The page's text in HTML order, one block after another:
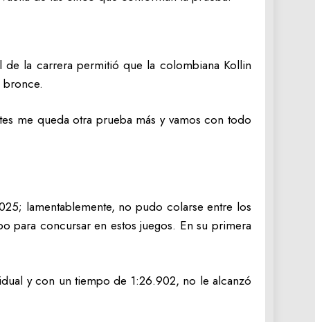
la carrera permitió que la colombiana Kollin
bronce.
me queda otra prueba más y vamos con todo
lamentablemente, no pudo colarse entre los
para concursar en estos juegos. En su primera
y con un tiempo de 1:26.902, no le alcanzó